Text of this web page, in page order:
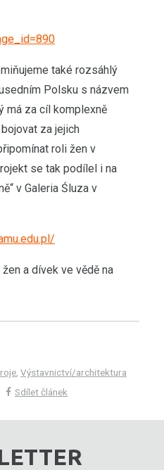
také rozsáhlý
Polsku s názvem
má za cíl komplexně
za jejich
roli žen v
se tak podílel i na
v Galeria Śluza v
a dívek ve vědě na
Výstavnictví/architektura
Sdílet článek